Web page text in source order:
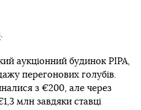
.
аукціонний будинок PIPA,
перегонових голубів.
з €200, але через
млн завдяки ставці